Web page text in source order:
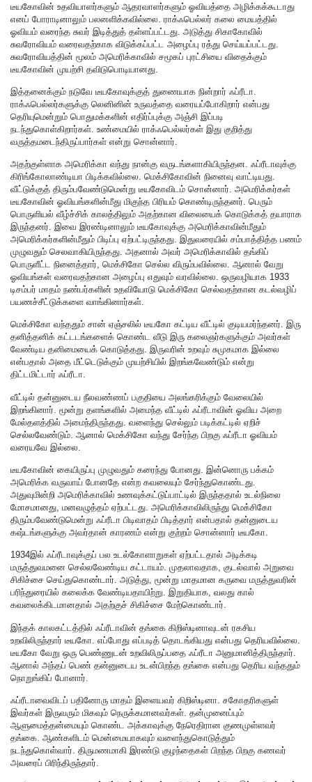
டீயகோவின் உதவியாளர்களும் ஆதரவாளர்களும் ஓவியத்தை அழிக்கக்கூடாது
எனப் போராடினாலும் பலனளிக்கவில்லை. ராக்ஃபெல்லர் கலை மையத்தில்
ஓவியம் வரைந்த சுவர் இடித்துத் தள்ளப்பட்டது. அடுத்து சிகாகோவில்
சுவரோவியம் வரைவதற்காக விடுக்கப்பட்ட அழைப்பு ரத்து செய்யப்பட்டது.
சுவரோவியத்தின் மூலம் அமெரிக்காவில் சமூகப் புரட்சியை விதைக்கும்
டீயகோவின் முயற்சி தவிடுபொடியானது.
இத்தனைக்கும் நடுவே டீயகோவுக்குத் துணையாக நின்றார் ஃப்ரீடா.
ராக்ஃபெல்லர்களுக்கு லெனினின் உருவத்தை வரையப்போகிறார் என்பது
தெரியுமென்றும் பொதுமக்களின் எதிர்ப்புக்கு அஞ்சி இப்படி
நடந்துகொள்கிறார்கள். உண்மையில் ராக்ஃபெல்லர்கள் இது குறித்து
வருத்தமடைந்திருப்பார்கள் என்று சொன்னார்.
அதற்குள்ளாக அமெரிக்கா வந்து நான்கு வருடங்களாகியிருந்தன. ஃப்ரீடாவுக்கு
கிரிங்கோலாண்டியா பிடிக்கவில்லை. மெக்சிகோவின் நினைவு வாட்டியது.
வீட்டுக்குத் திரும்பவேண்டுமென்று டீயகோவிடம் சொன்னார். அமெரிக்கர்கள்
டீயகோவின் ஓவியங்களின்மீது மிகுந்த பிரியம் கொண்டிருந்தனர். பெரும்
பொருளியல் வீழ்ச்சிக் காலத்திலும் அதற்கான விலையைக் கொடுக்கத் தயாராக
இருந்தனர். இவை இரண்டினாலும் டீயகோவுக்கு அமெரிக்காவின்மீதும்
அமெரிக்கர்களின்மீதும் பிடிப்பு ஏற்பட்டிருந்தது. இதுவரையில் சம்பாத்தித்த பணம்
முழுவதும் செலவாகியிருந்தது. அதனால் அவர் அமெரிக்காவில் தங்கிப்
பொருளீட்ட நினைத்தார், மெக்சிகோ செல்ல விரும்பவில்லை. ஆனால் வேறு
ஓவியங்கள் வரைவதற்கான அழைப்பு எதுவும் வரவில்லை. ஒருவழியாக 1933
டிசம்பர் மாதம் நண்பர்களின் உதவியோடு மெக்சிகோ செல்வதற்கான கடல்வழிப்
பயணச்சீட்டுக்களை வாங்கினார்கள்.
மெக்சிகோ வந்ததும் சான் ஏஞ்சலில் டீயகோ கட்டிய வீட்டில் குடியமர்ந்தனர். இரு
தனித்தனிக் கட்டடங்களைக் கொண்ட வீடு இரு கலைஞர்களுக்கும் அவர்கள்
வேண்டிய தனிமையைக் கொடுத்தது. இருவரின் உறவும் சுமுகமாக இல்லை
என்பதால் அதை மீட்டெடுக்கும் முயற்சியில் இறங்கவேண்டும் என்று
திட்டமிட்டார் ஃப்ரீடா.
வீட்டில் தன்னுடைய நீலவண்ணப் பகுதியை அலங்கரிக்கும் வேலையில்
இறங்கினார். மூன்று தளங்களில் அமைந்த வீட்டில் ஃப்ரீடாவின் ஓவிய அறை
மேல்தளத்தில் அமைந்திருந்தது. வளைந்து செல்லும் படிக்கட்டில் ஏறிச்
செல்லவேண்டும். ஆனால் மெக்சிகோ வந்து சேர்ந்த பிறகு ஃப்ரீடா ஓவியம்
வரையவே இல்லை.
டீயகோவின் கையிருப்பு முழுவதும் கரைந்து போனது. இன்னொரு பக்கம்
அமெரிக்க வருவாய் போனதே என்ற கவலையும் சேர்ந்துகொண்டது.
அதுவுமின்றி அமெரிக்காவில் உணவுக்கட்டுப்பாட்டில் இருந்ததால் உடல்நிலை
மோசமானது, மனவழுத்தம் ஏற்பட்டது. அமெரிக்காவிலிருந்து மெக்சிகோ
திரும்பவேண்டுமென்று ஃப்ரீடா பிடிவாதம் பிடித்தார் என்பதால் தன்னுடைய
கஷ்டங்களுக்கு அவர்தான் காரணம் என்று குற்றம் சொன்னார் டீயகோ.
1934இல் ஃப்ரீடாவுக்குப் பல உடல்கோளாறுகள் ஏற்பட்டதால் அடிக்கடி
மருத்துவமனை செல்லவேண்டிய கட்டாயம். முதலாவதாக, குடல்வால் அறுவை
சிகிச்சை செய்துகொண்டார். அடுத்து, மூன்று மாதமான கருவை மருத்துவரின்
பரிந்துரையில் கலைக்க வேண்டியதாயிற்று. இறுதியாக, வலது கால்
கவலைக்கிடமானதால் அதற்குச் சிகிச்சை மேற்கொண்டார்.
இந்தக் காலகட்டத்தில் ஃப்ரீடாவின் தங்கை கிறிஸ்டினாவுடன் ரகசிய
உறவிலிருந்தார் டீயகோ. எப்போது எப்படித் தொடங்கியது என்பது தெரியவில்லை.
டீயகோ வேறு ஒரு பெண்ணுடன் உறவிலிருப்பதை ஃப்ரீடா அனுமானித்திருந்தார்.
ஆனால் அந்தப் பெண் தன்னுடைய உடன்பிறந்த தங்கை என்பது தெரிய வந்ததும்
நொறுங்கிப் போனார்.
ஃப்ரீடாவைவிடப் பதினோரு மாதம் இளையவர் கிறிஸ்டினா. சகோதரிகளுள்
இவர்கள் இருவரும் மிகவும் நெருக்கமானவர்கள். தன்முனைப்பும்
ஆளுமைத்தன்மையும் கொண்ட அக்காவுக்கு நேரெதிரான குணமுள்ளவர்
தங்கை. ஆண்களிடம் மென்மையாகவும் வளைந்துகொடுத்தும்
நடந்துகொள்வார். திருமணமாகி இரண்டு குழந்தைகள் பிறந்த பிறகு கணவர்
அவரைப் பிரிந்திருந்தார்.